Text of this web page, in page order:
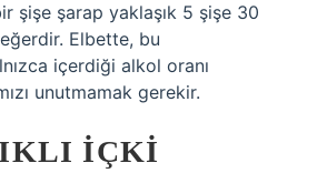
şişe şarap yaklaşık 5 şişe 30
Elbette, bu
içerdiği alkol oranı
unutmamak gerekir.
IÇKI